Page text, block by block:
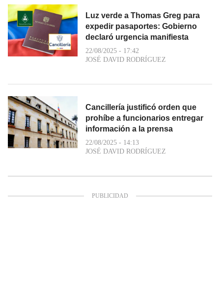
Luz verde a Thomas Greg para
expedir pasaportes: Gobierno
declaró urgencia manifiesta
22/08/2025 - 17:42
JOSÉ DAVID RODRÍGUEZ
Cancillería justificó orden que
prohíbe a funcionarios entregar
información a la prensa
22/08/2025 - 14:13
JOSÉ DAVID RODRÍGUEZ